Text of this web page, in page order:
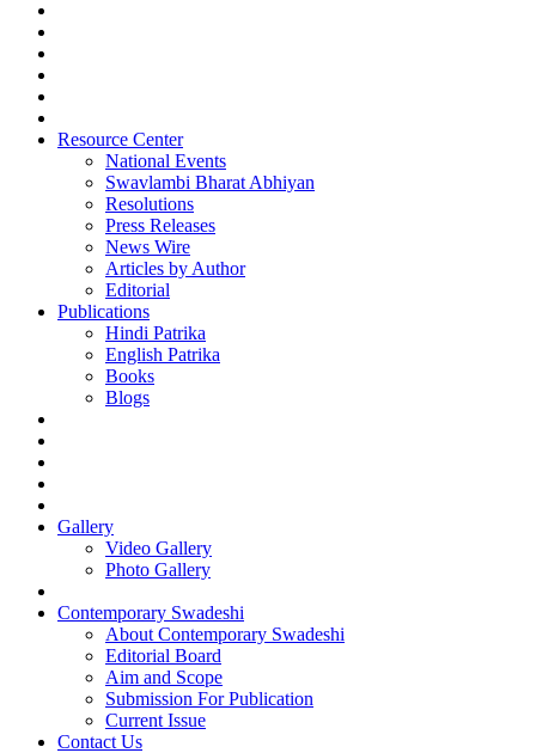
Resource Center
National Events
Swavlambi Bharat Abhiyan
Resolutions
Press Releases
News Wire
Articles by Author
Editorial
Publications
Hindi Patrika
English Patrika
Books
Blogs
Gallery
Video Gallery
Photo Gallery
Contemporary Swadeshi
About Contemporary Swadeshi
Editorial Board
Aim and Scope
Submission For Publication
Current Issue
Contact Us